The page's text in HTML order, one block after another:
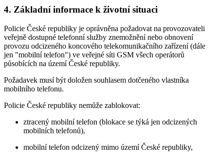
4. Základní informace k životní situaci
Policie České republiky je oprávněna požadovat na provozovateli
veřejně dostupné telefonní služby znemožnění nebo obnovení
provozu odcizeného koncového telekomunikačního zařízení (dále
jen "mobilní telefon") ve veřejné síti GSM všech operátorů
působících na území České republiky.
Požadavek musí být doložen souhlasem dotčeného vlastníka
mobilního telefonu.
Policie České republiky nemůže zablokovat:
ztracený mobilní telefon (blokace se týká jen odcizených
mobilních telefonů),
mobilní telefon odcizený mimo území České republiky,